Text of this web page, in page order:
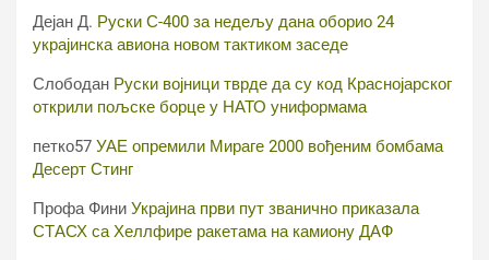
Дејан Д. Руски С-400 за недељу дана оборио 24
украјинска авиона новом тактиком заседе
Слободан Руски војници тврде да су код Краснојарског
открили пољске борце у НАТО униформама
петко57 УАЕ опремили Мираге 2000 вођеним бомбама
Десерт Стинг
Профа Фини Украјина први пут званично приказала
СТАСХ са Хеллфире ракетама на камиону ДАФ